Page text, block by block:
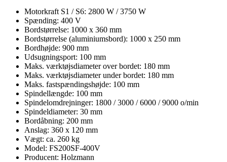
Motorkraft S1 / S6: 2800 W / 3750 W
Spænding: 400 V
Bordstørrelse: 1000 x 360 mm
Bordstørrelse (aluminiumsbord): 1000 x 250 mm
Bordhøjde: 900 mm
Udsugningsport: 100 mm
Maks. værktøjsdiameter over bordet: 180 mm
Maks. værktøjsdiameter under bordet: 180 mm
Maks. fastspændingshøjde: 100 mm
Spindellængde: 100 mm
Spindelomdrejninger: 1800 / 3000 / 6000 / 9000 o/min
Spindeldiameter: 30 mm
Bordåbning: 200 mm
Anslag: 360 x 120 mm
Vægt: ca. 260 kg
Model: FS200SF-400V
Producent: Holzmann